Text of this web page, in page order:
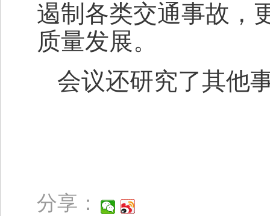
遏制各类交通事故，
质量发展。
会议还研究了其他
分享：